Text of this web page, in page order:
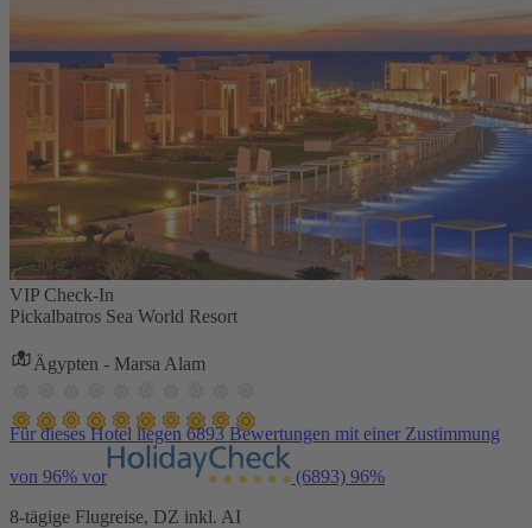
VIP Check-In
Pickalbatros Sea World Resort
Ägypten - Marsa Alam
Für dieses Hotel liegen 6893 Bewertungen mit einer Zustimmung
von 96% vor (6893) 96%
8-tägige Flugreise, DZ inkl. AI